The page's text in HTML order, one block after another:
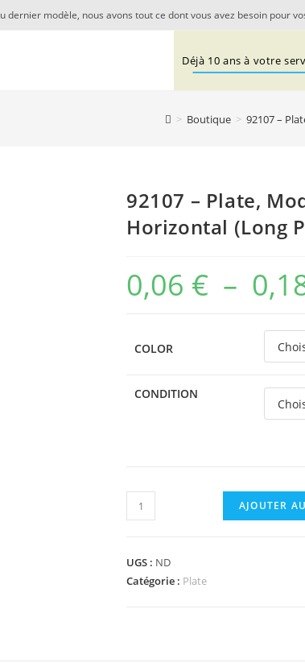
dernier modèle, nous avons tout ce dont vous avez besoin pour
Déjà 10 ans à votre
> Boutique > 92107 –
92107 – Plate,
Horizontal (Long
0,06 € –
COLOR
CONDITION
quantité
de
-
Plate,
AJOUTER
UGS : ND
Catégorie : Plate